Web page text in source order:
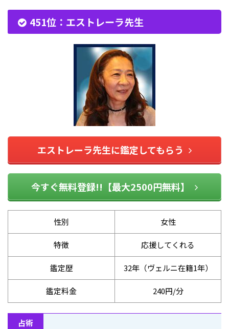
451位：エストレーラ先生
エストレーラ先生に鑑定してもらう
今すぐ無料登録!!【最大2500円無料】
性別 女性
特徴 応援してくれる
鑑定歴 32年（ヴェルニ在籍1年）
鑑定料金 240円/分
占術